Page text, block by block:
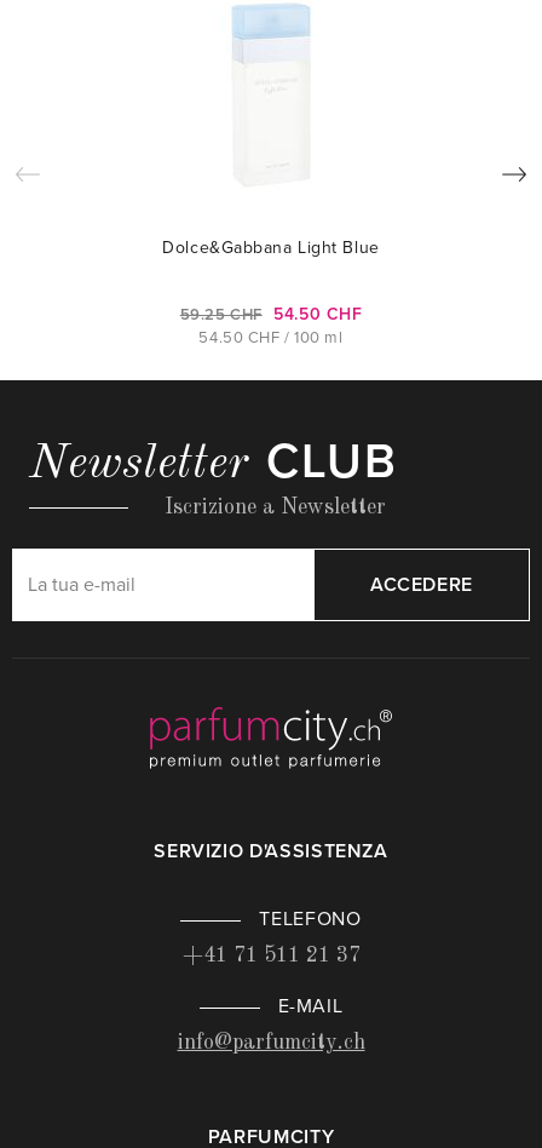
Dolce&Gabbana Light Blue
59.25 CHF 54.50 CHF
54.50 CHF / 100 ml
Newsletter CLUB
Iscrizione a Newsletter
ACCEDERE
SERVIZIO D'ASSISTENZA
TELEFONO
+41 71 511 21 37
E-MAIL
info@parfumcity.ch
PARFUMCITY